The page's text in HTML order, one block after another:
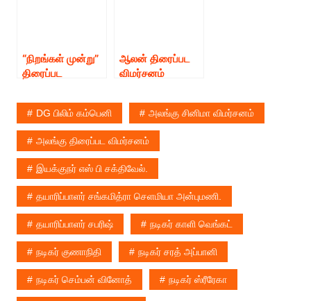
“நிறங்கள் முன்று”
திரைப்பட
ஆலன் திரைப்பட
விமர்சனம்
DG பிலிம் கம்பெனி அலங்கு சினிமா விமர்சனம்
அலங்கு திரைப்பட விமர்சனம்
இயக்குநர் எஸ் பி சக்திவேல்.
தயாரிப்பாளர் சங்கமித்ரா செளமியா அன்புமணி.
தயாரிப்பாளர் சபரிஷ் நடிகர் காளி வெங்கட்
நடிகர் குணாநிதி நடிகர் சரத் அப்பானி
நடிகர் செம்பன் வினோத் நடிகர் ஸ்ரீரேகா